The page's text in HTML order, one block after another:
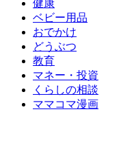
健康
ベビー用品
おでかけ
どうぶつ
教育
マネー・投資
くらしの相談
ママコマ漫画